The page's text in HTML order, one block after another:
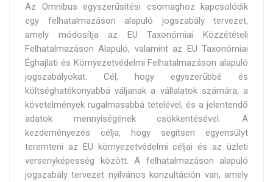
Az Omnibus egyszerűsítési csomaghoz kapcsolódik
egy felhatalmazáson alapuló jogszabály tervezet,
amely módosítja az EU Taxonómiai Közzétételi
Felhatalmazáson Alapuló, valamint az EU Taxonómiai
Éghajlati és Környezetvédelmi Felhatalmazáson alapuló
jogszabályokat. Cél, hogy egyszerűbbé és
költséghatékonyabbá váljanak a vállalatok számára, a
követelmények rugalmasabbá tételével, és a jelentendő
adatok mennyiségének csökkentésével. A
kezdeményezés célja, hogy segítsen egyensúlyt
teremteni az EU környezetvédelmi céljai és az üzleti
versenyképesség között. A felhatalmazáson alapuló
jogszabály tervezet nyilvános konzultáción van, amely